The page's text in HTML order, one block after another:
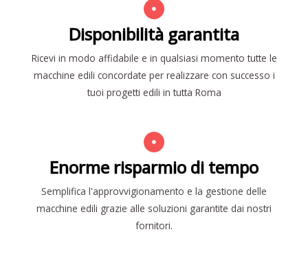
Disponibilità garantita
Ricevi in modo affidabile e in qualsiasi momento tutte le
macchine edili concordate per realizzare con successo i
tuoi progetti edili in tutta Roma
Enorme risparmio di tempo
Semplifica l'approvvigionamento e la gestione delle
macchine edili grazie alle soluzioni garantite dai nostri
fornitori.